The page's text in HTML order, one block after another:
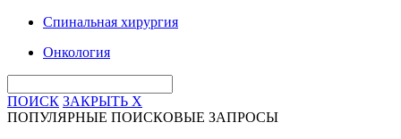
Спинальная хирургия
Онкология
ПОИСК ЗАКРЫТЬ X
ПОПУЛЯРНЫЕ ПОИСКОВЫЕ ЗАПРОСЫ